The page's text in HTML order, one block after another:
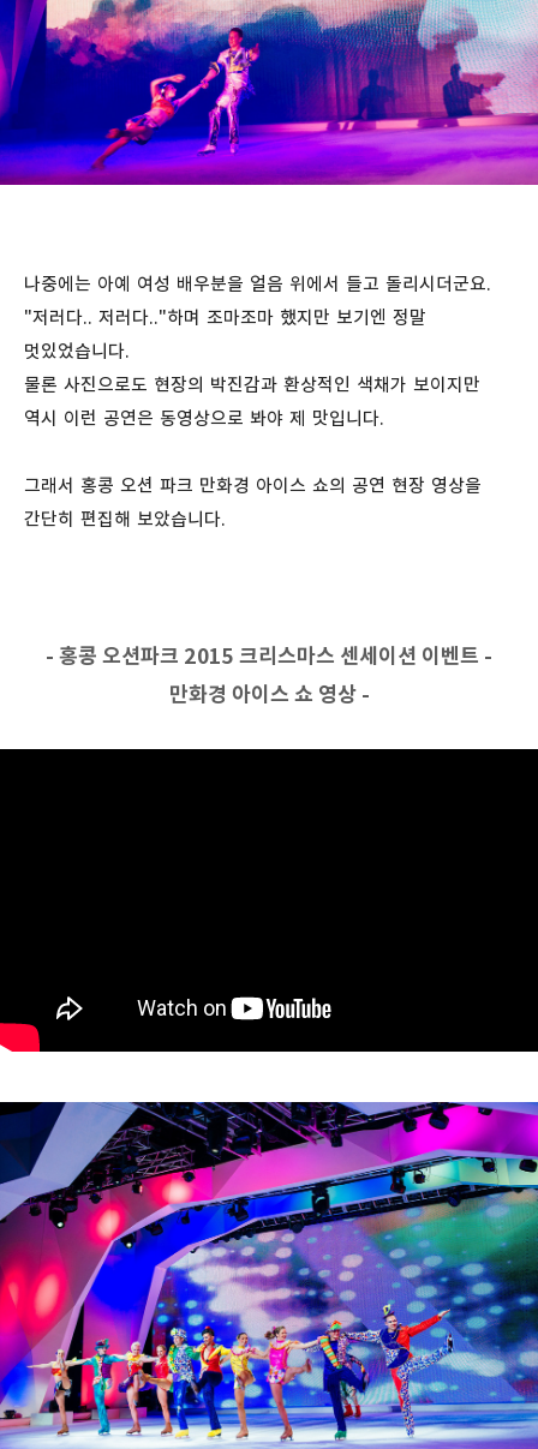
나중에는 아예 여성 배우분을 얼음 위에서 들고 돌리시더군요.
"저러다.. 저러다.."하며 조마조마 했지만 보기엔 정말
멋있었습니다.
물론 사진으로도 현장의 박진감과 환상적인 색채가 보이지만
역시 이런 공연은 동영상으로 봐야 제 맛입니다.
그래서 홍콩 오션 파크 만화경 아이스 쇼의 공연 현장 영상을
간단히 편집해 보았습니다.
- 홍콩 오션파크 2015 크리스마스 센세이션 이벤트 -
만화경 아이스 쇼 영상 -